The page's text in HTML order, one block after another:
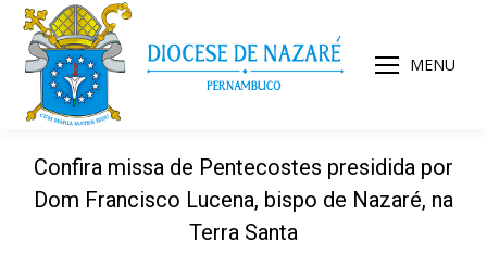
MENU
Confira missa de Pentecostes presidida por
Dom Francisco Lucena, bispo de Nazaré, na
Terra Santa